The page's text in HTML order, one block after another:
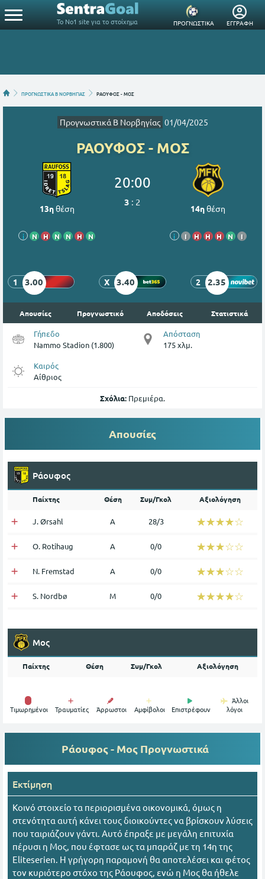
Το Νο1 site για το στοίχημα ΠΡΟΓΝΩΣΤΙΚΑ ΕΓΓΡΑΦΗ
ΠΡΟΓΝΩΣΤΙΚΑ Β ΝΟΡΒΗΓΙΑΣ ΡΑΟΥΦΟΣ - ΜΟΣ
Προγνωστικά Β Νορβηγίας 01/04/2025
ΡΑΟΥΦΟΣ - ΜΟΣ
13ηθέση
i Ν Η Ν Ν Η Ν
20:00
3 : 2
14ηθέση
i Ι Η Η Η Ν Ι
1 3.00 X 3.40 2 2.35
Απουσίες Προγνωστικό Αποδόσεις Στατιστικά
Γήπεδο
Nammo Stadion (1.800)
Απόσταση
175 χλμ.
Καιρός
Αίθριος
Σχόλια: Πρεμιέρα.
Απουσίες
Ράουφος
Παίχτης Θέση Συμ/Γκολ Αξιολόγηση
J. Ørsahl Α 28/3 ☆☆☆☆☆
★★★★★
O. Rotihaug Α 0/0 ☆☆☆☆☆
★★★★★
N. Fremstad Α 0/0 ☆☆☆☆☆
★★★★★
S. Nordbø Μ 0/0 ☆☆☆☆☆
★★★★★
Μος
Παίχτης Θέση Συμ/Γκολ Αξιολόγηση
Tιμωρημένοι Τραυματίες Άρρωστοι Αμφίβολοι Επιστρέφουν
Άλλοι
λόγοι
Ράουφος - Μος Προγνωστικά
Εκτίμηση
Κοινό στοιχείο τα περιορισμένα οικονομικά, όμως η
στενότητα αυτή κάνει τους διοικούντες να βρίσκουν λύσεις
που ταιριάζουν γάντι. Αυτό έπραξε με μεγάλη επιτυχία
πέρυσι η Μος, που έφτασε ως τα μπαράζ με τη 14η της
Eliteserien. Η γρήγορη παραμονή θα αποτελέσει και φέτος
τον κυριότερο στόχο της Ράουφος, ενώ η Μος θα ήθελε